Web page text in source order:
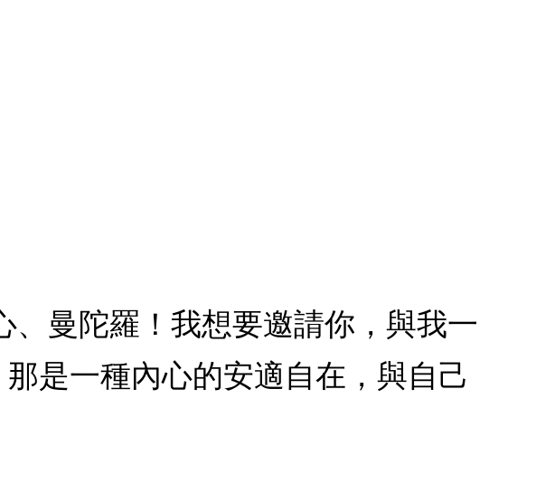
、曼陀羅！我想要邀請你，與我一
是一種內心的安適自在，與自己